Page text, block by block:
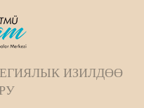
ИЗИЛДӨӨ